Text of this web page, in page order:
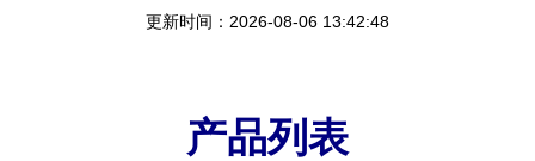
更新时间：2026-08-06 13:42:48
产品列表